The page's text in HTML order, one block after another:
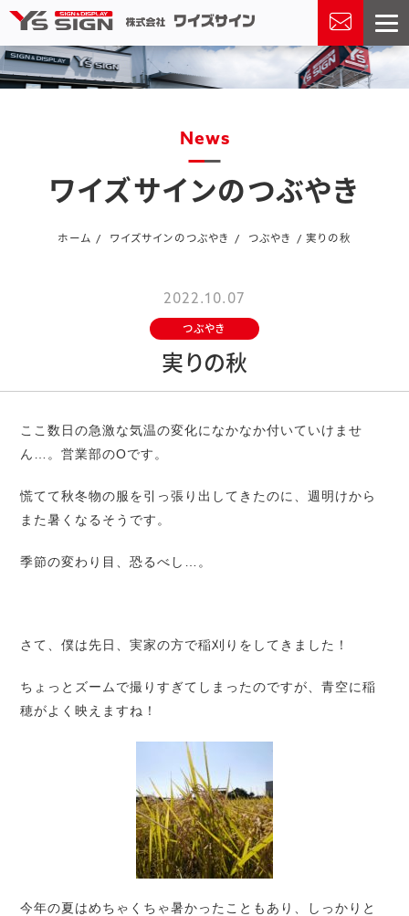
news
ワイズサインのつぶやき
ホーム ワイズサインのつぶやき つぶやき 実りの秋
2022.10.07
つぶやき
実りの秋
ここ数日の急激な気温の変化になかなか付いていけませ
ん…。営業部のOです。
慌てて秋冬物の服を引っ張り出してきたのに、週明けから
また暑くなるそうです。
季節の変わり目、恐るべし…。
さて、僕は先日、実家の方で稲刈りをしてきました！
ちょっとズームで撮りすぎてしまったのですが、青空に稲
穂がよく映えますね！
今年の夏はめちゃくちゃ暑かったこともあり、しっかりと